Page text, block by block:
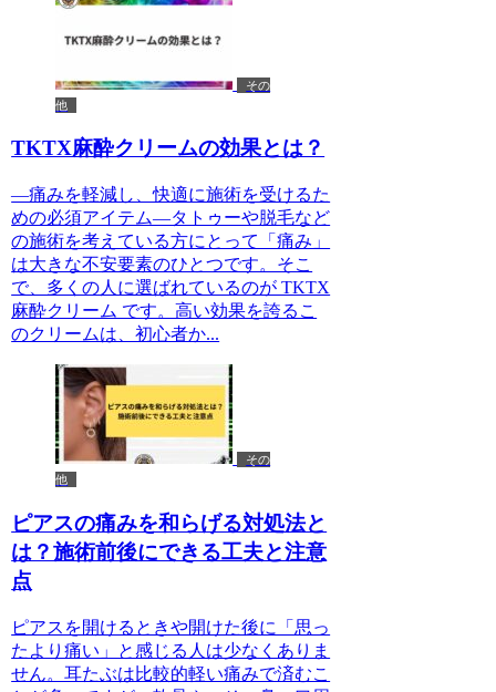
その
他
TKTX麻酔クリームの効果とは？
—痛みを軽減し、快適に施術を受けるた
めの必須アイテム—タトゥーや脱毛など
の施術を考えている方にとって「痛み」
は大きな不安要素のひとつです。そこ
で、多くの人に選ばれているのが TKTX
麻酔クリーム です。高い効果を誇るこ
のクリームは、初心者か...
その
他
ピアスの痛みを和らげる対処法と
は？施術前後にできる工夫と注意
点
ピアスを開けるときや開けた後に「思っ
たより痛い」と感じる人は少なくありま
せん。耳たぶは比較的軽い痛みで済むこ